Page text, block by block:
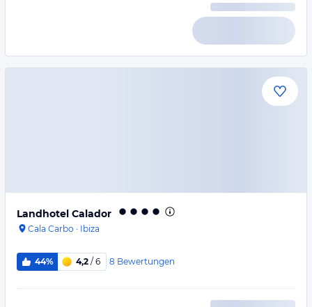
Landhotel Calador
Cala Carbo · Ibiza
44% 4,2 / 6 8 Bewertungen